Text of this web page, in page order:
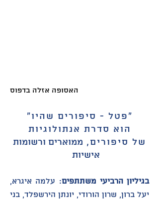
האסופה אזלה בדפוס
"פטל - סיפורים שהיו"
הוא סדרת אנתולוגיות
של סיפורים, ממוארים ורשומות
אישיות
בגיליון הרביעי משתתפים: עלמה איגרא,
יעל ברון, שרון הורודי, יונתן הירשפלד, בני